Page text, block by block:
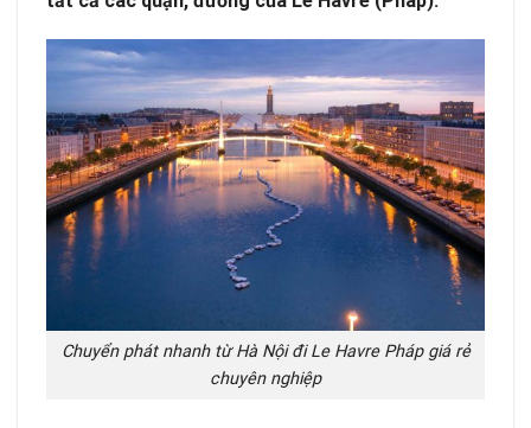
Chuyển phát nhanh từ Hà Nội đi Le Havre Pháp giá rẻ
chuyên nghiệp